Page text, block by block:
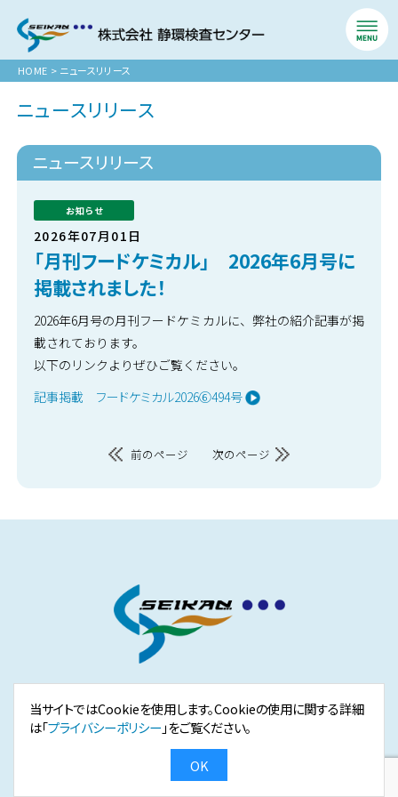
当サイトではCookieを使用します。Cookieの使用に関する詳細
は「プライバシーポリシー 」をご覧ください。
OK
HOME > ニュースリリース
ニュースリリース
ニュースリリース
お知らせ
2026年07月01日
「月刊フードケミカル」 2026年6月号に
掲載されました！
2026年6月号の月刊フードケミカルに、弊社の紹介記事が掲
載されております。
以下のリンクよりぜひご覧ください。
記事掲載 フードケミカル2026⑥494号
前のページ 次のページ
Copyright (C) 2014-2025 SEIKAN KENSA CENTER Inc. All Rights